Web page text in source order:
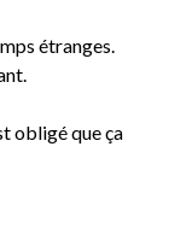
étranges.
obligé que ça